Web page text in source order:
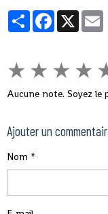
développement
PartagerFacebook
X
★ ★ ★ ★
Aucune note. Soyez le
Ajouter un
Nom